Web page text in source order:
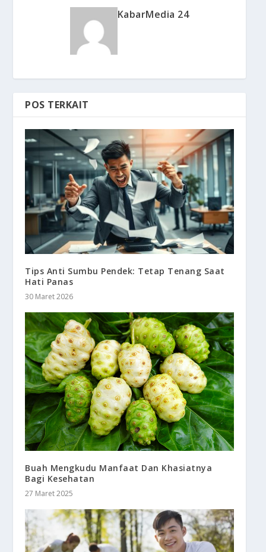
KabarMedia 24
POS TERKAIT
Tips Anti Sumbu Pendek: Tetap Tenang Saat
Hati Panas
30 Maret 2026
Buah Mengkudu Manfaat Dan Khasiatnya
Bagi Kesehatan
27 Maret 2025